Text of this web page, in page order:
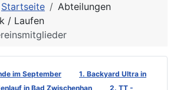
Startseite
Abteilungen
/ Laufen
im September
1. Backyard Ultra in
in Bad Zwischenhan
2. TT -